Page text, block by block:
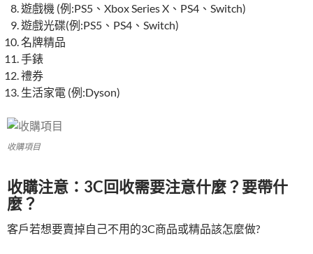
遊戲機 (例:PS5、Xbox Series X、PS4、Switch)
遊戲光碟(例:PS5、PS4、Switch)
名牌精品
手錶
禮券
生活家電 (例:Dyson)
收購項目
收購注意：3C回收需要注意什麼？要帶什
麼？
客戶若想要賣掉自己不用的3C商品或精品該怎麼做?